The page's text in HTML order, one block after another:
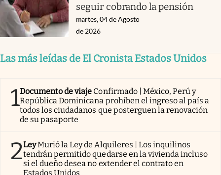
seguir cobrando la pensión
martes, 04 de Agosto
de 2026
Las más leídas de El Cronista Estados Unidos
1Documento de viaje Confirmado | México, Perú y
República Dominicana prohíben el ingreso al país a
todos los ciudadanos que posterguen la renovación
de su pasaporte
2LeyMurió la Ley de Alquileres | Los inquilinos
tendrán permitido quedarse en la vivienda incluso
si el dueño desea no extender el contrato en
Estados Unidos